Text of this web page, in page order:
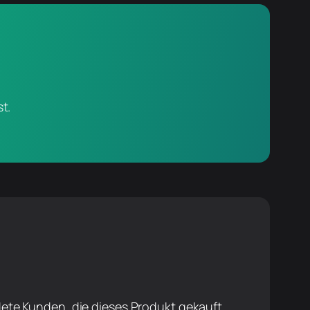
Kunden, die dieses Produkt gekauft